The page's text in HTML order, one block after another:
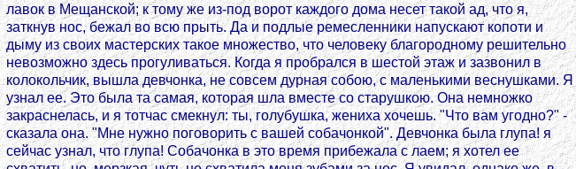
лавок в Мещанской; к тому же из-под ворот каждого дома несет такой ад, что я,
заткнув нос, бежал во всю прыть. Да и подлые ремесленники напускают копоти и
дыму из своих мастерских такое множество, что человеку благородному решительно
невозможно здесь прогуливаться. Когда я пробрался в шестой этаж и зазвонил в
колокольчик, вышла девчонка, не совсем дурная собою, с маленькими веснушками. Я
узнал ее. Это была та самая, которая шла вместе со старушкою. Она немножко
закраснелась, и я тотчас смекнул: ты, голубушка, жениха хочешь. "Что вам угодно?" -
сказала она. "Мне нужно поговорить с вашей собачонкой". Девчонка была глупа! я
сейчас узнал, что глупа! Собачонка в это время прибежала с лаем; я хотел ее